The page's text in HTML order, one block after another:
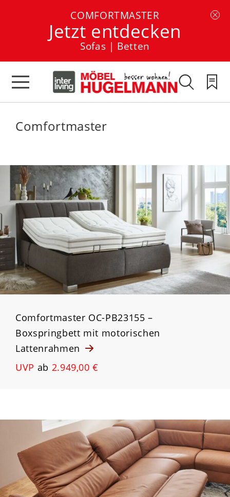
COMFORTMASTER
Jetzt entdecken
Sofas | Betten
Comfortmaster
Comfortmaster OC-PB23155 –
Boxspringbett mit motorischen
Lattenrahmen
UVP ab 2.949,00 €